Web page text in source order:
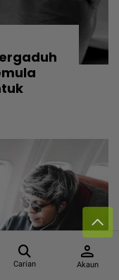
Carian
person
Akaun